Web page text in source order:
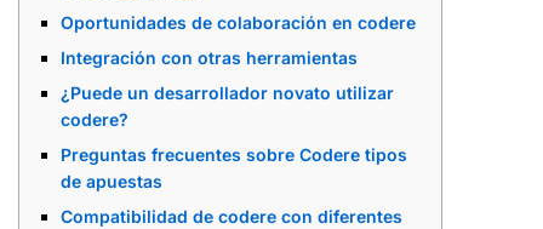
Oportunidades de colaboración en codere
Integración con otras herramientas
¿Puede un desarrollador novato utilizar
codere?
Preguntas frecuentes sobre Codere tipos
de apuestas
Compatibilidad de codere con diferentes